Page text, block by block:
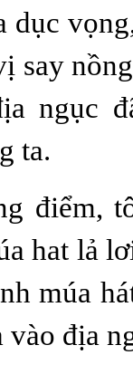
dục
say
ngục
ta.
điểm,
hat lả
múa
vào địa